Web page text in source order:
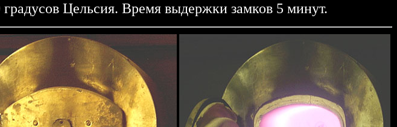
Цельсия. Время выдержки замков 5 минут.